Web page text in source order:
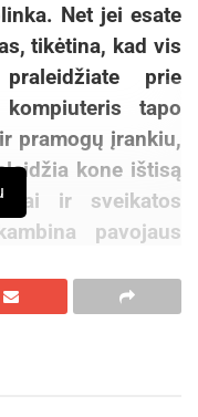
Net jei esate
tikėtina, kad vis
prie
tapo
pramogų įrankiu,
kone ištisą
ir sveikatos
pavojaus
ir jis ne tik